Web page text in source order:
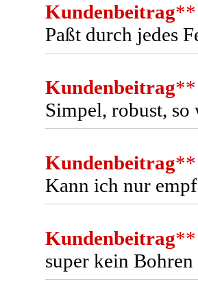
Kundenbeitrag**
Paßt durch jedes
Kundenbeitrag**
Simpel, robust, so
Kundenbeitrag**
Kann ich nur
Kundenbeitrag**
super kein